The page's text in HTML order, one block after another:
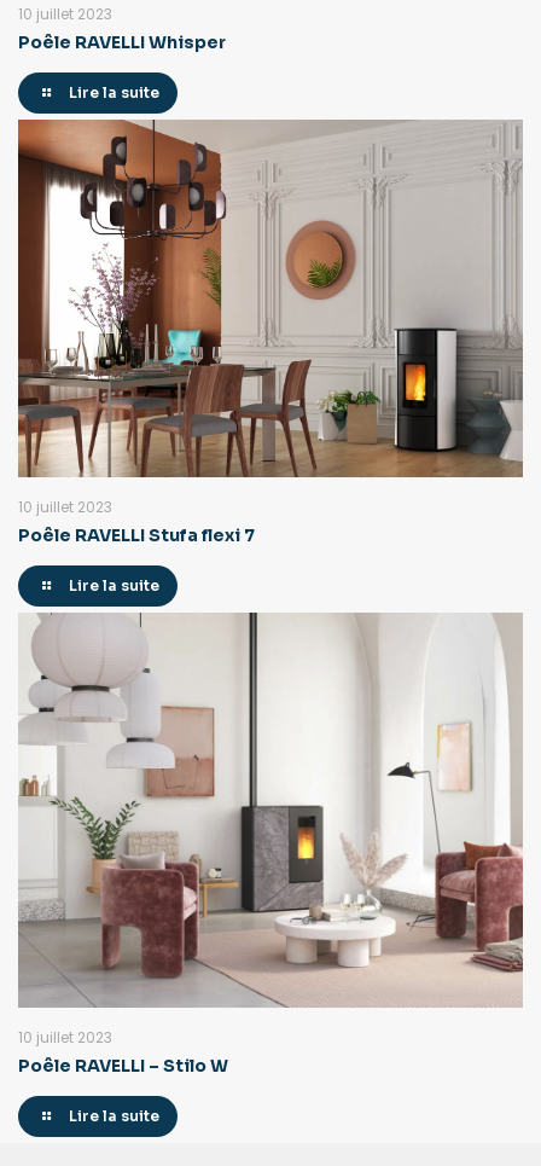
10 juillet 2023
Poêle RAVELLI Whisper
Lire la suite
10 juillet 2023
Poêle RAVELLI Stufa flexi 7
Lire la suite
10 juillet 2023
Poêle RAVELLI – Stilo W
Lire la suite